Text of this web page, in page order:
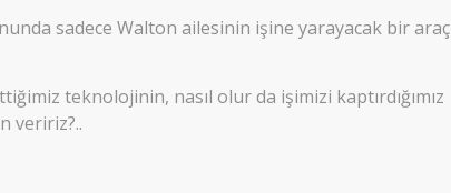
sadece Walton ailesinin işine yarayacak bir araç
teknolojinin, nasıl olur da işimizi kaptırdığımız
veririz?..